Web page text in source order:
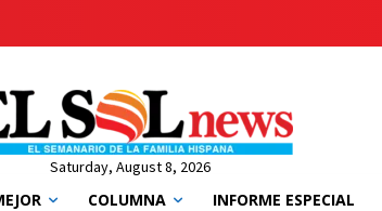
Saturday, August 8, 2026
COLUMNA INFORME ESPECIAL